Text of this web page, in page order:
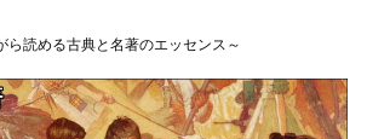
ら読める古典と名著のエッセンス～